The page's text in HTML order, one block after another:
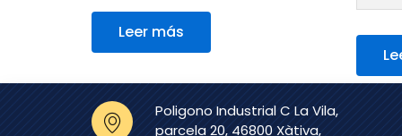
Leer más
Poligono Industrial C La Vila,
parcela 20, 46800 Xàtiva,